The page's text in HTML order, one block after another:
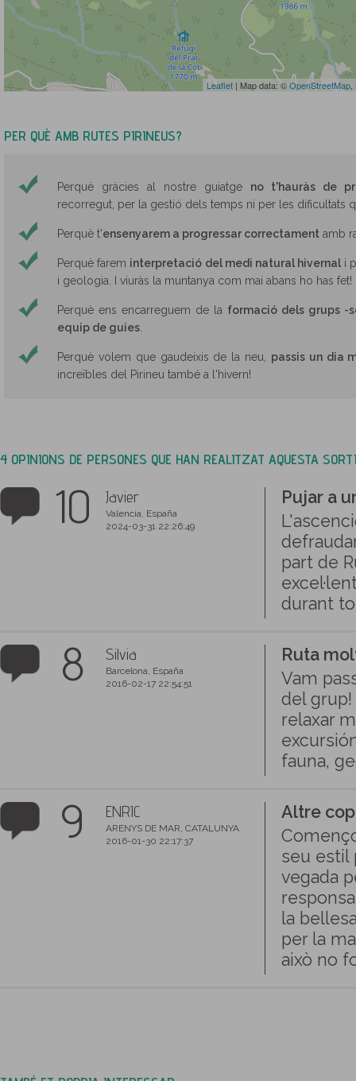
Leaflet | Map data: ©OpenStreetMap
PER QUÈ AMB RUTES PIRINEUS?
Perquè gràcies al nostre guiatge no t'hauràs de
recorregut, per la gestió dels temps ni per les dificultats
Perquè t'ensenyarem a progressar correctament amb
Perquè farem interpretació del medi natural hivernal i
i geologia. I viuràs la muntanya com mai abans ho has fet!
Perquè ens encarreguem de la formació dels grups -
equip de guies
Perquè volem que gaudeixis de la neu, passis un dia
increïbles del Pirineu també a l'hivern!
4 OPINIONS DE PERSONES QUE HAN REALITZAT AQUESTA
10 Javier
Valencia, España
2024-03-31 22:26:49
Pujar a
part de
durant
8 Silvia
Barcelona, España
2016-02-17 22:54:51
Ruta
Vam
del
relaxar
fauna,
9 ENRIC
ARENYS DE MAR, CATALUNYA
2016-01-30 22:17:37
Altre cop
seu estil
vegada
la
per la
això no